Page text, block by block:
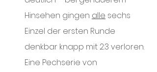
Hinsehen gingen alle sechs
Einzel der ersten Runde
denkbar knapp mit 2:3 verloren.
Eine Pechserie von